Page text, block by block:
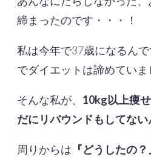
締まったのです・・・！
私は今年で37歳になるん
でダイエットは諦めていま
そんな私が、 10kg以上痩
だにリバウンドもしてない
周りからは 『どうしたの